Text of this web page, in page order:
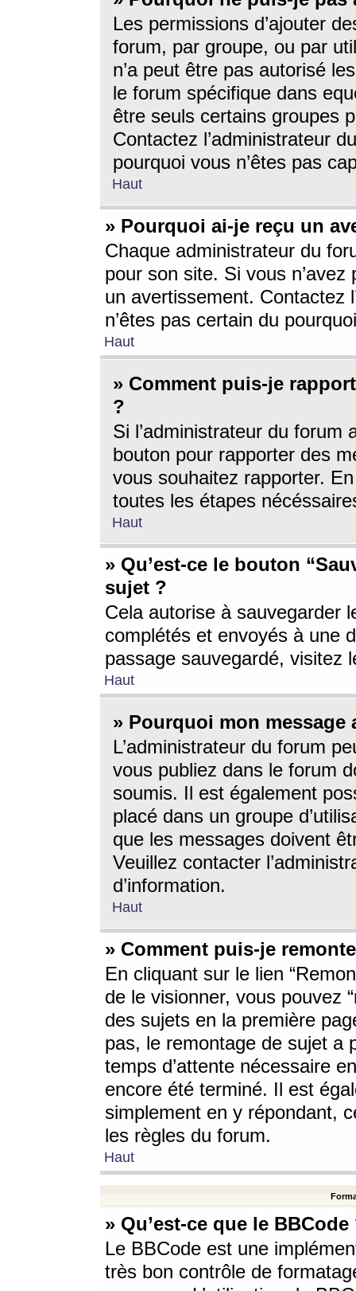
Les permissions d’ajouter
forum, par groupe, ou par
n’a peut être pas autorisé
le forum spécifique dans
être seuls certains groupes
Contactez l’administrateur
pourquoi vous n’êtes pas
Haut
» Pourquoi ai-je reçu un
Chaque administrateur du
pour son site. Si vous
un avertissement. Contactez
n’êtes pas certain du
Haut
» Comment puis-je
?
Si l’administrateur du forum
bouton pour rapporter des
vous souhaitez rapporter.
toutes les étapes
Haut
» Qu’est-ce le bouton
sujet ?
Cela autorise à sauvegarder
complétés et envoyés à une
passage sauvegardé, visitez
Haut
» Pourquoi mon message
L’administrateur du forum
vous publiez dans le forum
soumis. Il est également
placé dans un groupe
que les messages doivent
Veuillez contacter
d’information.
Haut
» Comment puis-je
En cliquant sur le lien
de le visionner, vous pouvez
des sujets en la première
pas, le remontage de sujet a
temps d’attente nécessaire
encore été terminé. Il est
simplement en y répondant,
les règles du forum.
Haut
» Qu’est-ce que le BBCode
Le BBCode est une
très bon contrôle de